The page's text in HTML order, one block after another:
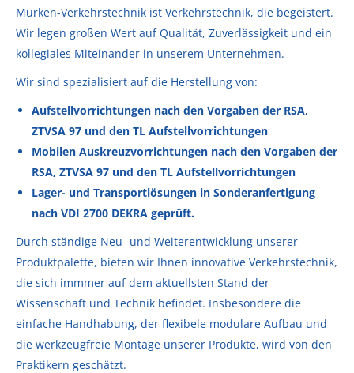
Murken-Verkehrstechnik ist Verkehrstechnik, die begeistert.
Wir legen großen Wert auf Qualität, Zuverlässigkeit und ein
kollegiales Miteinander in unserem Unternehmen.
Wir sind spezialisiert auf die Herstellung von:
Aufstellvorrichtungen nach den Vorgaben der RSA,
ZTVSA 97 und den TL Aufstellvorrichtungen
Mobilen Auskreuzvorrichtungen nach den Vorgaben der
RSA, ZTVSA 97 und den TL Aufstellvorrichtungen
Lager- und Transportlösungen in Sonderanfertigung
nach VDI 2700 DEKRA geprüft.
Durch ständige Neu- und Weiterentwicklung unserer
Produktpalette, bieten wir Ihnen innovative Verkehrstechnik,
die sich immmer auf dem aktuellsten Stand der
Wissenschaft und Technik befindet. Insbesondere die
einfache Handhabung, der flexibele modulare Aufbau und
die werkzeugfreie Montage unserer Produkte, wird von den
Praktikern geschätzt.